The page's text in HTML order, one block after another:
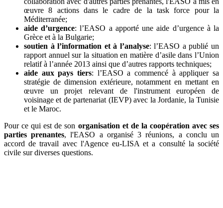
œuvre 8 actions dans le cadre de la task force pour la
Méditerranée;
aide d’urgence: l’EASO a apporté une aide d’urgence à la
Grèce et à la Bulgarie;
soutien à l’information et à l’analyse: l’EASO a publié un
rapport annuel sur la situation en matière d’asile dans l’Union
relatif à l’année 2013 ainsi que d’autres rapports techniques;
aide aux pays tiers: l’EASO a commencé à appliquer sa
stratégie de dimension extérieure, notamment en mettant en
œuvre un projet relevant de l'instrument européen de
voisinage et de partenariat (IEVP) avec la Jordanie, la Tunisie
et le Maroc.
Pour ce qui est de son organisation et de la coopération avec ses
parties prenantes, l'EASO a organisé 3 réunions, a conclu un
accord de travail avec l'Agence eu-LISA et a consulté la société
civile sur diverses questions.